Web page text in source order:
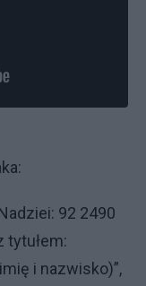
92 2490
tytułem:
i nazwisko)”,